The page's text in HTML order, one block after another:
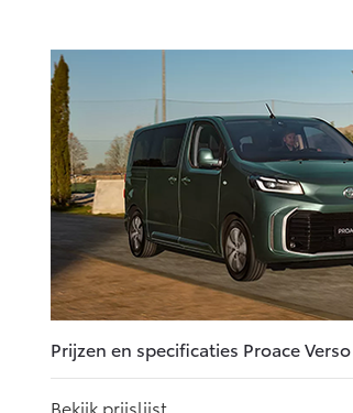
Prijzen en specificaties Proace Verso
Bekijk prijslijst